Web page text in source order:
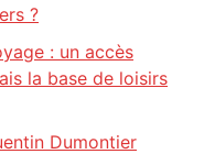
?
: un accès
la base de loisirs
Dumontier